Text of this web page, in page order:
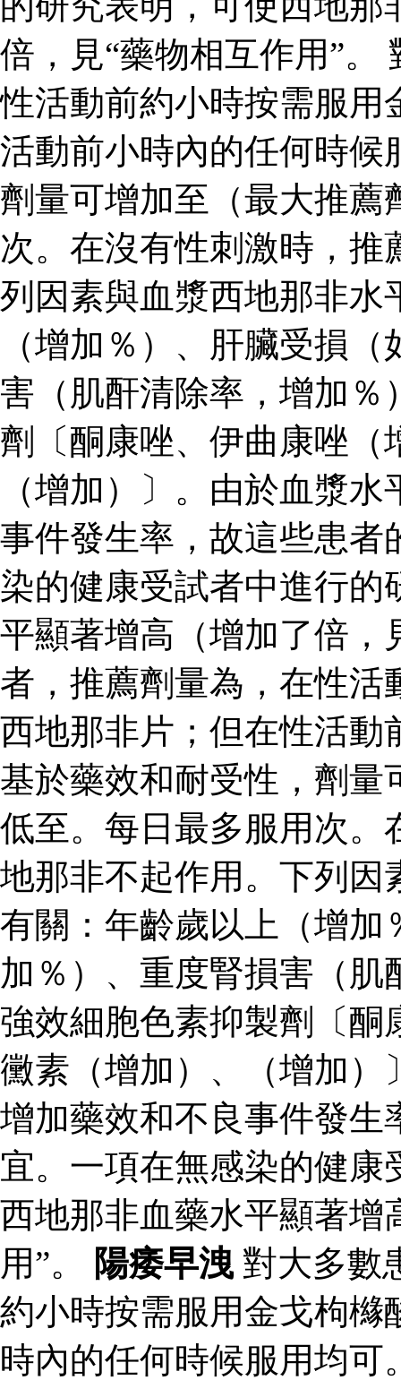
倍，見“藥物相互作用”。
性活動前約小時按需服用
活動前小時內的任何時候
劑量可增加至（最大推薦
次。在沒有性刺激時，
列因素與血漿西地那非水
（增加％）、肝臟受損
害（肌酐清除率，增加％
劑〔酮康唑、伊曲康唑（
（增加）〕。由於血漿
事件發生率，故這些患者
染的健康受試者中進行的
平顯著增高（增加了倍，
者，推薦劑量為，在性活
西地那非片；但在性活動
基於藥效和耐受性，劑量
低至。每日最多服用次。
地那非不起作用。下列因
有關：年齡歲以上（增加
加％）、重度腎損害（
強效細胞色素抑製劑〔酮
黴素（增加）、（增加）
增加藥效和不良事件發生
宜。一項在無感染的健
西地那非血藥水平顯著增
用”。
陽痿早洩 對大多數
約小時按需服用金戈枸櫞
時內的任何時候服用均